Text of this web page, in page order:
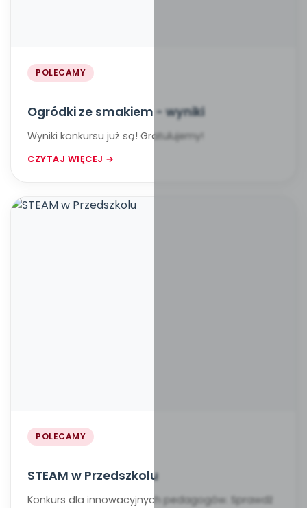
POLECAMY
Ogródki ze smakiem - wyniki
Wyniki konkursu już są! Gratulujemy!
CZYTAJ WIĘCEJ →
POLECAMY
STEAM w Przedszkolu
Konkurs dla innowacyjnych pedagogów. Sprawdź